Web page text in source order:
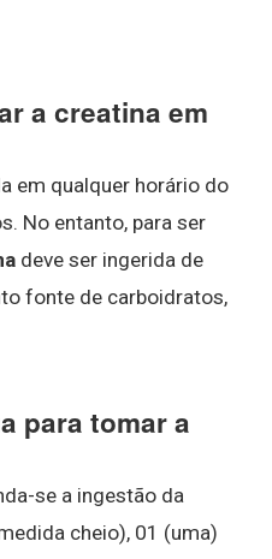
a creatina em
em qualquer horário do
No entanto, para ser
deve ser ingerida de
fonte de carboidratos,
para tomar a
se a ingestão da
cheio), 01 (uma)